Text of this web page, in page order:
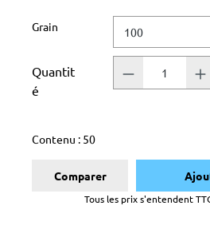
Sélectionnez
Grain
Quantit
é
Contenu : 50
Comparer
Tous les prix s'entendent